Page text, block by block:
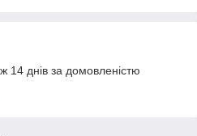
14 днів за домовленістю